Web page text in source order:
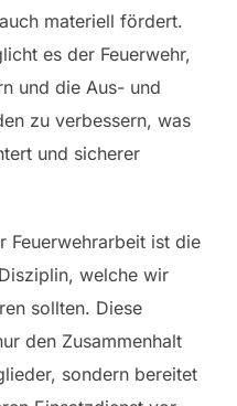
materiell fördert.
es der Feuerwehr,
und die Aus- und
zu verbessern, was
und sicherer
Feuerwehrarbeit ist die
welche wir
sollten. Diese
den Zusammenhalt
sondern bereitet